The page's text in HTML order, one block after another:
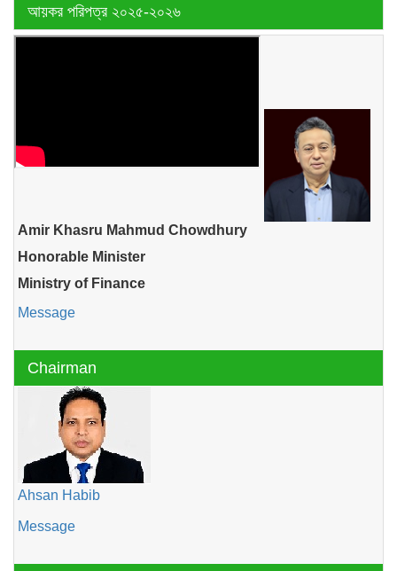
আয়কর পরিপত্র ২০২৫-২০২৬
Amir Khasru Mahmud Chowdhury
Honorable Minister
Ministry of Finance
Message
Chairman
Ahsan Habib
Message